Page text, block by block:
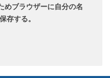
めブラウザーに自分の名
存する。